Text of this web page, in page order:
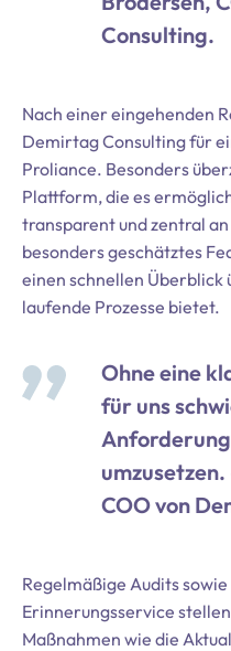
Consulting.
Nach einer eingehenden
Demirtag Consulting für
Proliance. Besonders
Plattform, die es
transparent und zentral
besonders geschätztes
einen schnellen Überblick
laufende Prozesse bietet.
Ohne eine
für uns
COO von
Regelmäßige Audits
Erinnerungsservice
Maßnahmen wie die